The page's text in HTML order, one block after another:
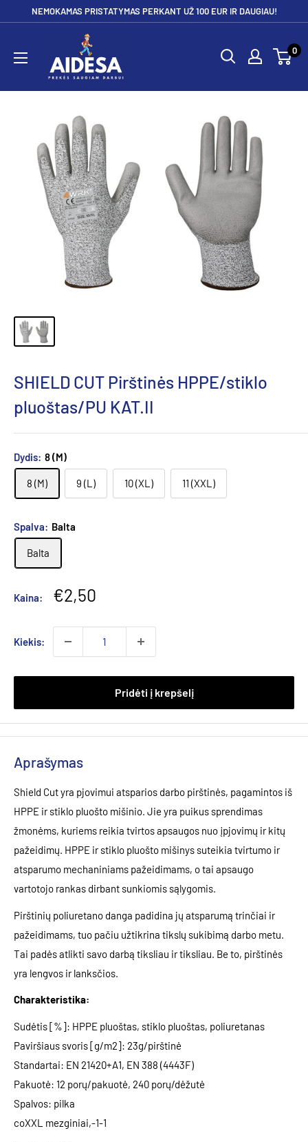
NEMOKAMAS PRISTATYMAS PERKANT UŽ 100 EUR IR DAUGIAU!
0
SHIELD CUT Pirštinės HPPE/stiklo
pluoštas/PU KAT.II
Dydis: 8 (M)
8 (M) 9 (L) 10 (XL) 11 (XXL)
Spalva: Balta
Balta
Kaina:
Pardavimo
€2,50
Kiekis:
Pridėti į krepšelį
Aprašymas
Shield Cut yra pjovimui atsparios darbo pirštinės, pagamintos iš
HPPE ir stiklo pluošto mišinio. Jie yra puikus sprendimas
žmonėms, kuriems reikia tvirtos apsaugos nuo įpjovimų ir kitų
pažeidimų. HPPE ir stiklo pluošto mišinys suteikia tvirtumo ir
atsparumo mechaniniams pažeidimams, o tai apsaugo
vartotojo rankas dirbant sunkiomis sąlygomis.
Pirštinių poliuretano danga padidina jų atsparumą trinčiai ir
pažeidimams, tuo pačiu užtikrina tikslų sukibimą darbo metu.
Tai padės atlikti savo darbą tiksliau ir tiksliau. Be to, pirštinės
yra lengvos ir lanksčios.
Charakteristika:
Sudėtis [%]: HPPE pluoštas, stiklo pluoštas, poliuretanas
Paviršiaus svoris [g/m2]: 23g/pirštinė
Standartai: EN 21420+A1, EN 388 (4443F)
Pakuotė: 12 porų/pakuotė, 240 porų/dėžutė
Spalvos: pilka
coXXL mezginiai,-1-1